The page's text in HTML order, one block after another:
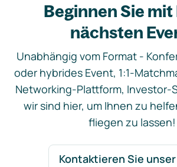
Beginnen Sie
nächsten
Unabhängig vom Format -
oder hybrides Event, 1:1-
Networking-Plattform, Investor-
wir sind hier, um Ihnen zu
fliegen zu lassen!
Kontaktieren Sie unser